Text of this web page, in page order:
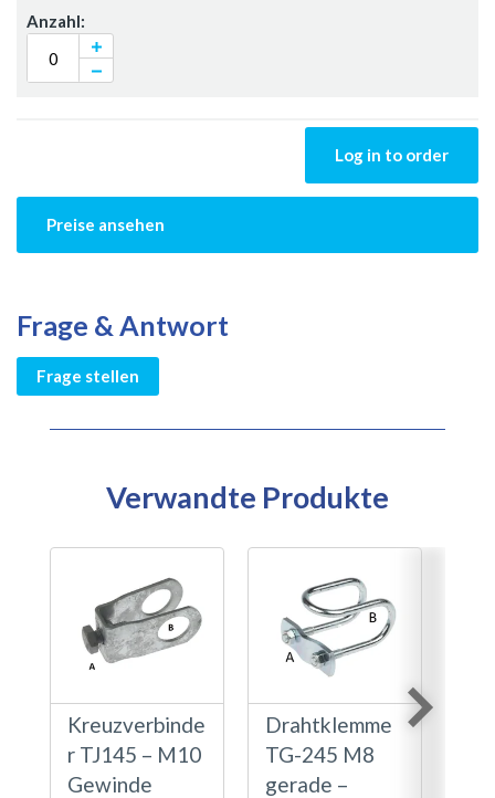
Log in to order
Preise ansehen
Frage & Antwort
Frage stellen
Verwandte Produkte
Kreuzverbinde
r TJ145 – M10
Gewinde
Drahtklemme
TG-245 M8
gerade –